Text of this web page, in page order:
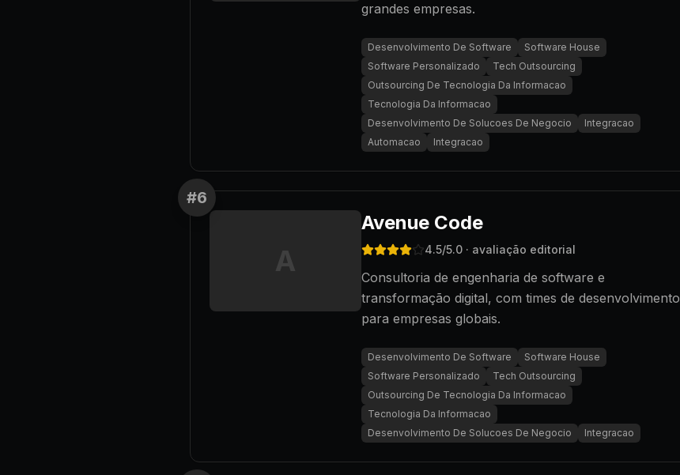
grandes empresas.
Desenvolvimento De Software
Software House
Software Personalizado
Tech Outsourcing
Outsourcing De Tecnologia Da Informacao
Tecnologia Da Informacao
Desenvolvimento De Solucoes De Negocio
Integracao
Automacao
Integracao
#6
A
Avenue Code
4.5/5.0 · avaliação editorial
Consultoria de engenharia de software e
transformação digital, com times de desenvolvimento
para empresas globais.
Desenvolvimento De Software
Software House
Software Personalizado
Tech Outsourcing
Outsourcing De Tecnologia Da Informacao
Tecnologia Da Informacao
Desenvolvimento De Solucoes De Negocio
Integracao